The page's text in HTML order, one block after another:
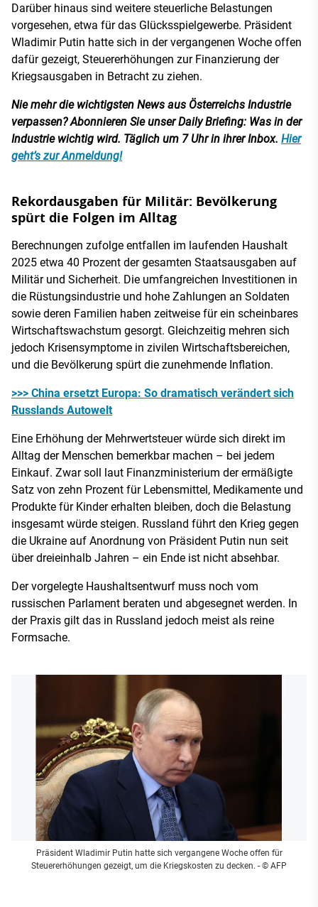
Darüber hinaus sind weitere steuerliche Belastungen
vorgesehen, etwa für das Glücksspielgewerbe. Präsident
Wladimir Putin hatte sich in der vergangenen Woche offen
dafür gezeigt, Steuererhöhungen zur Finanzierung der
Kriegsausgaben in Betracht zu ziehen.
Nie mehr die wichtigsten News aus Österreichs Industrie
verpassen? Abonnieren Sie unser Daily Briefing: Was in der
Industrie wichtig wird. Täglich um 7 Uhr in ihrer Inbox. Hier
geht’s zur Anmeldung!
Rekordausgaben für Militär: Bevölkerung
spürt die Folgen im Alltag
Berechnungen zufolge entfallen im laufenden Haushalt
2025 etwa 40 Prozent der gesamten Staatsausgaben auf
Militär und Sicherheit. Die umfangreichen Investitionen in
die Rüstungsindustrie und hohe Zahlungen an Soldaten
sowie deren Familien haben zeitweise für ein scheinbares
Wirtschaftswachstum gesorgt. Gleichzeitig mehren sich
jedoch Krisensymptome in zivilen Wirtschaftsbereichen,
und die Bevölkerung spürt die zunehmende Inflation.
>>> China ersetzt Europa: So dramatisch verändert sich
Russlands Autowelt
Eine Erhöhung der Mehrwertsteuer würde sich direkt im
Alltag der Menschen bemerkbar machen – bei jedem
Einkauf. Zwar soll laut Finanzministerium der ermäßigte
Satz von zehn Prozent für Lebensmittel, Medikamente und
Produkte für Kinder erhalten bleiben, doch die Belastung
insgesamt würde steigen. Russland führt den Krieg gegen
die Ukraine auf Anordnung von Präsident Putin nun seit
über dreieinhalb Jahren – ein Ende ist nicht absehbar.
Der vorgelegte Haushaltsentwurf muss noch vom
russischen Parlament beraten und abgesegnet werden. In
der Praxis gilt das in Russland jedoch meist als reine
Formsache.
Präsident Wladimir Putin hatte sich vergangene Woche offen für
Steuererhöhungen gezeigt, um die Kriegskosten zu decken. - © AFP